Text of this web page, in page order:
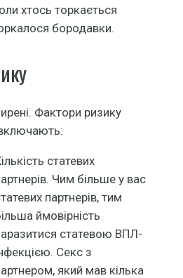
хтось торкається
бородавки.
Фактори ризику
статевих
Чим більше у вас
партнерів, тим
ймовірність
статевою ВПЛ-
Секс з
який мав кілька